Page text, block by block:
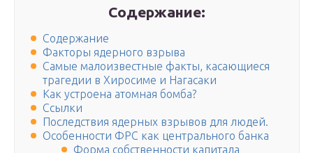
Содержание:
Содержание
Факторы ядерного взрыва
Самые малоизвестные факты, касающиеся
трагедии в Хиросиме и Нагасаки
Как устроена атомная бомба?
Ссылки
Последствия ядерных взрывов для людей.
Особенности ФРС как центрального банка
Форма собственности капитала